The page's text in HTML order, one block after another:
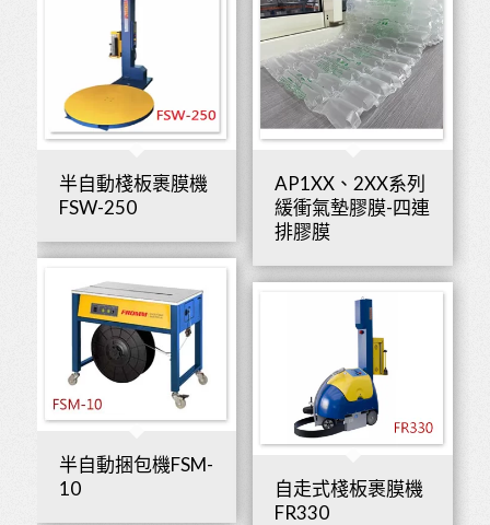
半自動棧板裹膜機
FSW-250
AP1XX、2XX系列
緩衝氣墊膠膜-四連
排膠膜
半自動捆包機FSM-
10
自走式棧板裹膜機
FR330